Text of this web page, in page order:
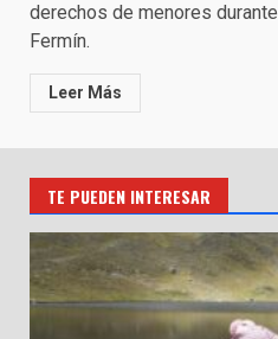
derechos de menores
Fermín.
Leer Más
TE PUEDEN INTERESAR